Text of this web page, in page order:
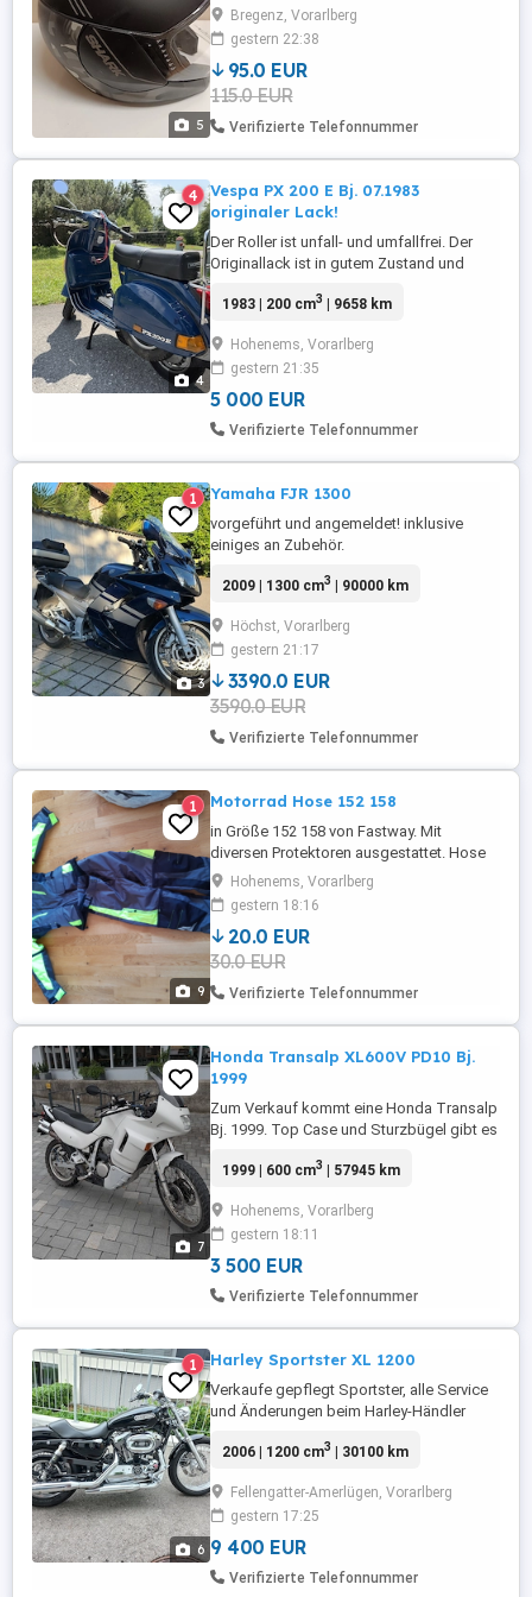
5
Antibeschlag-Belüftung Sonnenvisier mit Label
UV380 sowie kratzfester Beschichtung
MICROTECH-Textil aus recycelten Fasern mit
antibakteriellen Eigenschaften und Label
AEGIS Platz für die Gegensprechanlage
Sharktooth Schnelldemontagesystem ...
Bregenz, Vorarlberg
gestern 22:38
95.0 EUR
115.0 EUR
Verifizierte Telefonnummer
4
4
Vespa PX 200 E Bj. 07.1983
originaler Lack!
Der Roller ist unfall- und umfallfrei. Der
Originallack ist in gutem Zustand und
auf. Es ist kein Rost vorhanden. Das
fahrbereit und aktuell angemeldet.
1983 | 200 cm3 | 9658 km
Hohenems, Vorarlberg
gestern 21:35
5 000 EUR
Verifizierte Telefonnummer
3
1 Yamaha FJR 1300
vorgeführt und angemeldet! inklusive
einiges an Zubehör.
2009 | 1300 cm3 | 90000 km
Höchst, Vorarlberg
gestern 21:17
3390.0 EUR
3590.0 EUR
Verifizierte Telefonnummer
9
1 Motorrad Hose 152 158
in Größe 152 158 von Fastway. Mit
diversen Protektoren ausgestattet. Hose
in der Länge verstellbar. Neuwertig; nur 2x
getragen. NP 160EUR
Hohenems, Vorarlberg
gestern 18:16
20.0 EUR
30.0 EUR
Verifizierte Telefonnummer
7
Honda Transalp XL600V PD10 Bj.
1999
Zum Verkauf kommt eine Honda Transalp
Bj. 1999. Top Case und Sturzbügel gibt es
Lackiert. Altersbedingte Schönheitsfehler
einwandfrei. Siehe Gutachten. Gemacht
wurde die Gabel vorne (Dichtungen und
Federn), das Federbein, die
1999 | 600 cm3 | 57945 km
Hohenems, Vorarlberg
gestern 18:11
3 500 EUR
Verifizierte Telefonnummer
6
1 Harley Sportster XL 1200
Verkaufe gepflegt Sportster, alle Service
und Änderungen beim Harley-Händler
Gasannahme, Gabel für ein besseres
Heckfender, Öhlins-Dämpfer hinten,
Kellermann Blinker, Stahlflex-Leitungen,
Griffheizung.
2006 | 1200 cm3 | 30100 km
Fellengatter-Amerlügen, Vorarlberg
gestern 17:25
9 400 EUR
Verifizierte Telefonnummer